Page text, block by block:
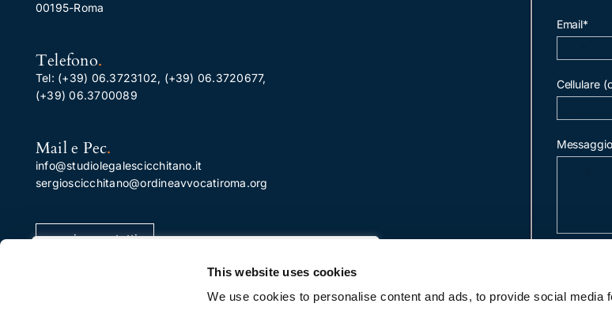
This website uses cookies
We use cookies to personalise content and ads, to provide social media
Utilizziamo i cookie per migliorare la tua esperienza di
00195-Roma
Telefono.
Tel: (+39) 06.3723102, (+39) 06.3720677,
(+39) 06.3700089
Mail e Pec.
info@studiolegalescicchitano.it
sergioscicchitano@ordineavvocatiroma.org
pagina contatti
Email*
Cellulare
Messaggio